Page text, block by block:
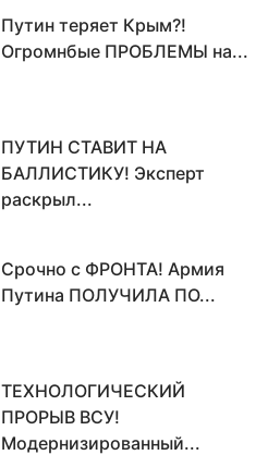
Путин теряет Крым?!
Огромнбые ПРОБЛЕМЫ на...
ПУТИН СТАВИТ НА
БАЛЛИСТИКУ! Эксперт
раскрыл...
Срочно с ФРОНТА! Армия
Путина ПОЛУЧИЛА ПО...
ТЕХНОЛОГИЧЕСКИЙ
ПРОРЫВ ВСУ!
Модернизированный...